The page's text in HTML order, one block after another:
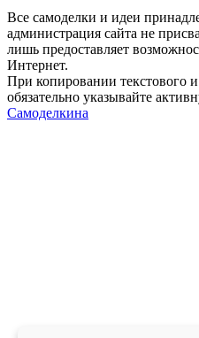
Все самоделки и идеи
администрация сайта не
лишь предоставляет
Интернет.
При копировании текстового
обязательно указывайте
Самоделкина